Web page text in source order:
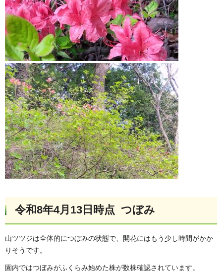
令和8年4月13日時点 つぼみ
山ツツジは全体的につぼみの状態で、開花にはもう少し時間がかか
りそうです。
園内ではつぼみがふくらみ始めた株が数株確認されています。